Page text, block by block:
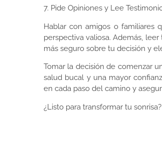
7. Pide Opiniones y Lee
Hablar con amigos o familiares
perspectiva valiosa. Además,
más seguro sobre tu decisión y
Tomar la decisión de comenzar
salud bucal y una mayor
en cada paso del camino y
¿Listo para transformar tu